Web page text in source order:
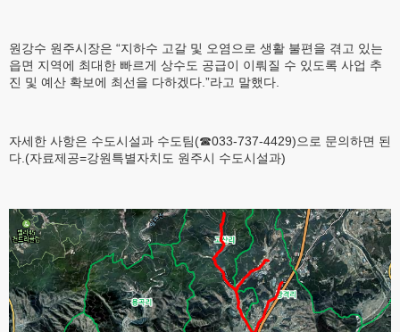
원강수 원주시장은 “지하수 고갈 및 오염으로 생활 불편을 겪고 있는
읍면 지역에 최대한 빠르게 상수도 공급이 이뤄질 수 있도록 사업 추
진 및 예산 확보에 최선을 다하겠다.”라고 말했다.
자세한 사항은 수도시설과 수도팀(☎033-737-4429)으로 문의하면 된
다.(자료제공=강원특별자치도 원주시 수도시설과)